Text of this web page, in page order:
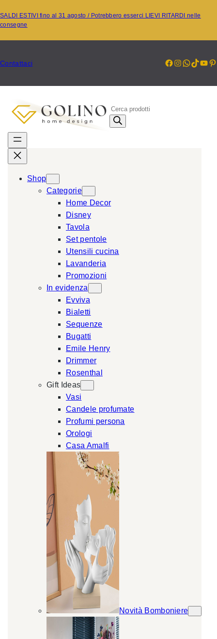
al
contenuto
SALDI ESTIVI fino al 31 agosto / Potrebbero esserci LIEVI RITARDI nelle
consegne
Contattaci Facebook
P
s
c
Shop
Categorie
Home Decor
Disney
Tavola
Set pentole
Utensili cucina
Lavanderia
Promozioni
In evidenza
Evviva
Bialetti
Sequenze
Bugatti
Emile Henry
Drimmer
Rosenthal
Gift Ideas
Vasi
Candele profumate
Profumi persona
Orologi
Casa Amalfi
Novità Bomboniere